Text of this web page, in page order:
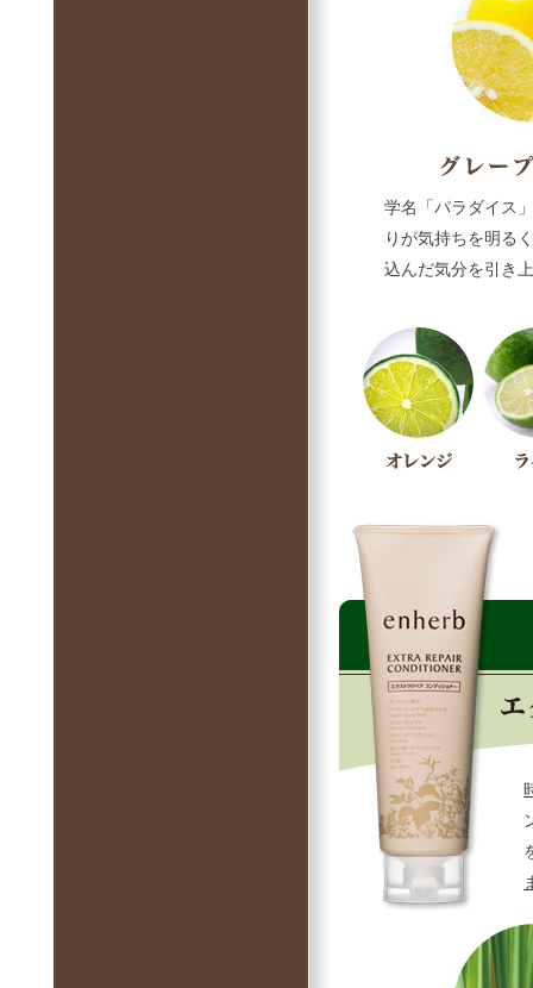
学名「パラダイス
りが気持ちを明る
込んだ気分を引き